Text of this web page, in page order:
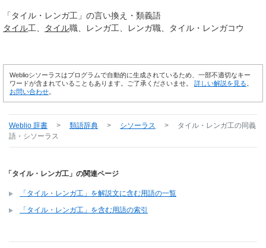
「 タイル・レンガ工 」の言い換え・類義語
タイル工 タイル職 レンガ工 レンガ職 タイル・レンガコウ
Weblioシソーラスはプログラムで自動的に生成されているため、一部不適切なキー
ワードが含まれていることもあります。ご了承くださいませ。 詳しい解説を見る
お問い合わせ
Weblio 辞書 > 類語辞典 > シソーラス > タイル・レンガ工の同義
語・シソーラス
「タイル・レンガ工」の関連ページ
「タイル・レンガ工」を解説文に含む用語の一覧
「タイル・レンガ工」を含む用語の索引